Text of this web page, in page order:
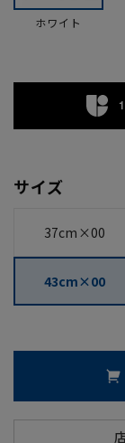
ホワイト
サイズ
37cm×00
43cm×00